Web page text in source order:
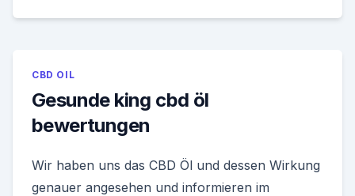
CBD OIL
Gesunde king cbd öl
bewertungen
Wir haben uns das CBD Öl und dessen Wirkung
genauer angesehen und informieren im